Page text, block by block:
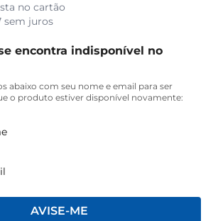
no cartão
sem juros
encontra indisponível no
abaixo com seu nome e email para ser
o produto estiver disponível novamente:
AVISE-ME